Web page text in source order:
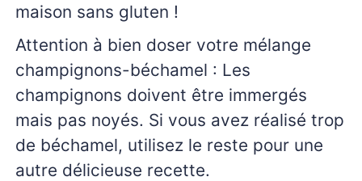
maison sans gluten !
Attention à bien doser votre mélange
champignons-béchamel : Les
champignons doivent être immergés
mais pas noyés. Si vous avez réalisé trop
de béchamel, utilisez le reste pour une
autre délicieuse recette.